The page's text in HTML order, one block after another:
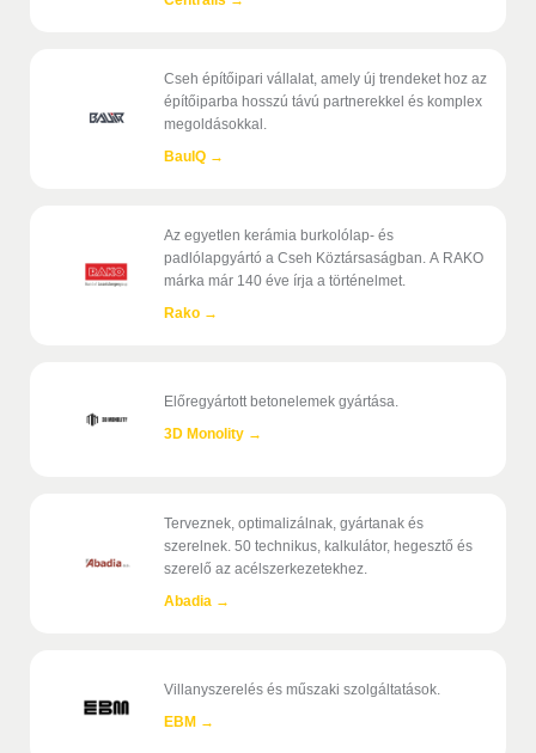
Cseh építőipari vállalat, amely új trendeket hoz az
építőiparba hosszú távú partnerekkel és komplex
megoldásokkal.
BauIQ →
Az egyetlen kerámia burkolólap- és
padlólapgyártó a Cseh Köztársaságban. A RAKO
márka már 140 éve írja a történelmet.
Rako →
Előregyártott betonelemek gyártása.
3D Monolity →
Terveznek, optimalizálnak, gyártanak és
szerelnek. 50 technikus, kalkulátor, hegesztő és
szerelő az acélszerkezetekhez.
Abadia →
Villanyszerelés és műszaki szolgáltatások.
EBM →